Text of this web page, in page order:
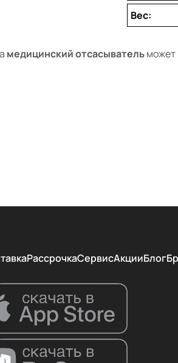
Вес:
медицинский отсасывательможет
РассрочкаСервисАкцииБлог